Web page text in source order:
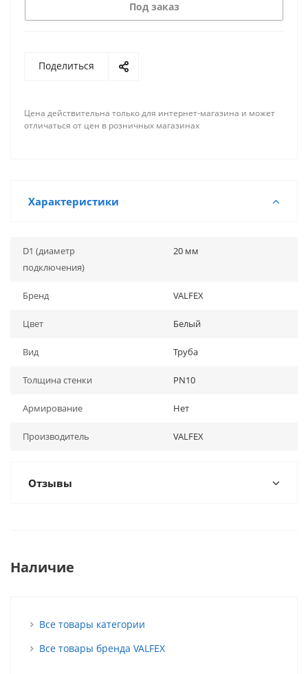
Под заказ
Поделиться
Цена действительна только для интернет-магазина и может
отличаться от цен в розничных магазинах
Характеристики
D1 (диаметр
подключения)
20 мм
Бренд VALFEX
Цвет Белый
Вид Труба
Толщина стенки PN10
Армирование Нет
Производитель VALFEX
Отзывы
Наличие
Все товары категории
Все товары бренда VALFEX